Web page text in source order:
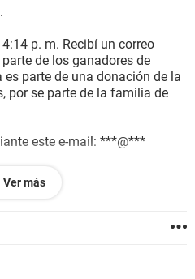
p. m. Recibí un correo
de los ganadores de
parte de una donación de la
por se parte de la familia de
este e-mail: ***@***
es legitima.
Ver más